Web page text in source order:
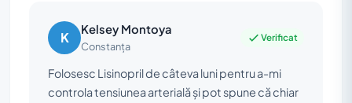
K Kelsey Montoya
Constanța
Verificat
Folosesc Lisinopril de câteva luni pentru a-mi
controla tensiunea arterială și pot spune că chiar